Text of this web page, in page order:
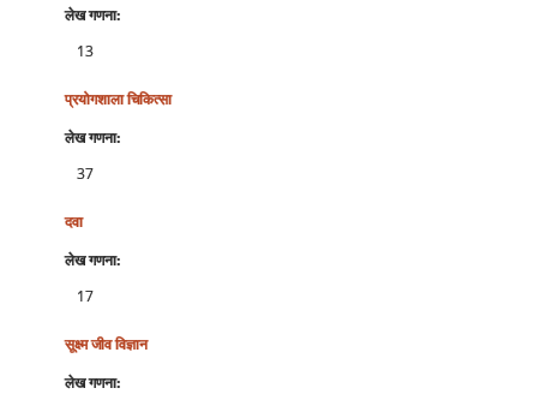
लेख गणना:
13
प्रयोगशाला चिकित्‍सा
लेख गणना:
37
दवा
लेख गणना:
17
सूक्ष्‍म जीव विज्ञान
लेख गणना: